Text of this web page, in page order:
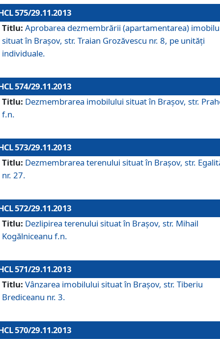
575/29.11.2013
Titlu: Aprobarea dezmembrării (apartamentarea)
situat în Braşov, str. Traian Grozăvescu nr. 8, pe unităţi
individuale.
574/29.11.2013
Titlu: Dezmembrarea imobilului situat în Braşov, str.
f.n.
573/29.11.2013
Titlu: Dezmembrarea terenului situat în Braşov, str.
nr. 27.
572/29.11.2013
Titlu: Dezlipirea terenului situat în Braşov, str. Mihail
Kogălniceanu f.n.
571/29.11.2013
Titlu: Vânzarea imobilului situat în Braşov, str. Tiberiu
Brediceanu nr. 3.
570/29.11.2013